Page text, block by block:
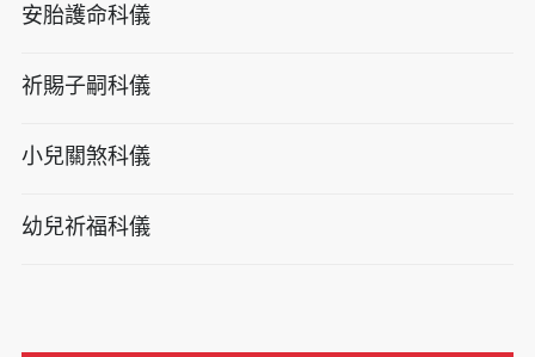
安胎護命科儀
祈賜子嗣科儀
小兒關煞科儀
幼兒祈福科儀